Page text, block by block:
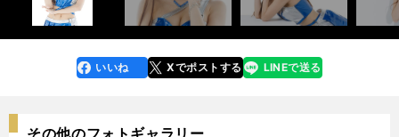
faceboo
k
いいね Xでポストする
line LINEで送る
その他のフォトギャラリー